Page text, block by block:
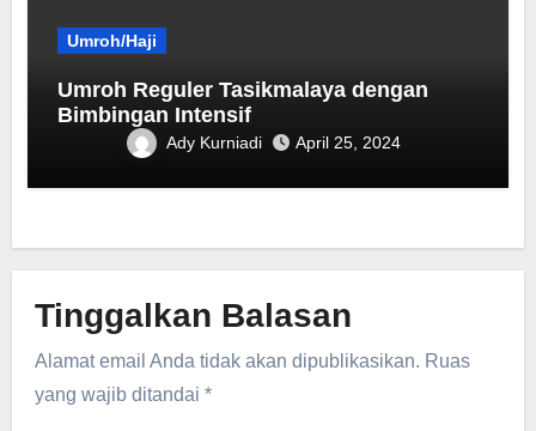
Umroh/Haji
Umroh Reguler Tasikmalaya dengan
Bimbingan Intensif
Ady Kurniadi April 25, 2024
Tinggalkan Balasan
Alamat email Anda tidak akan dipublikasikan. Ruas
yang wajib ditandai*